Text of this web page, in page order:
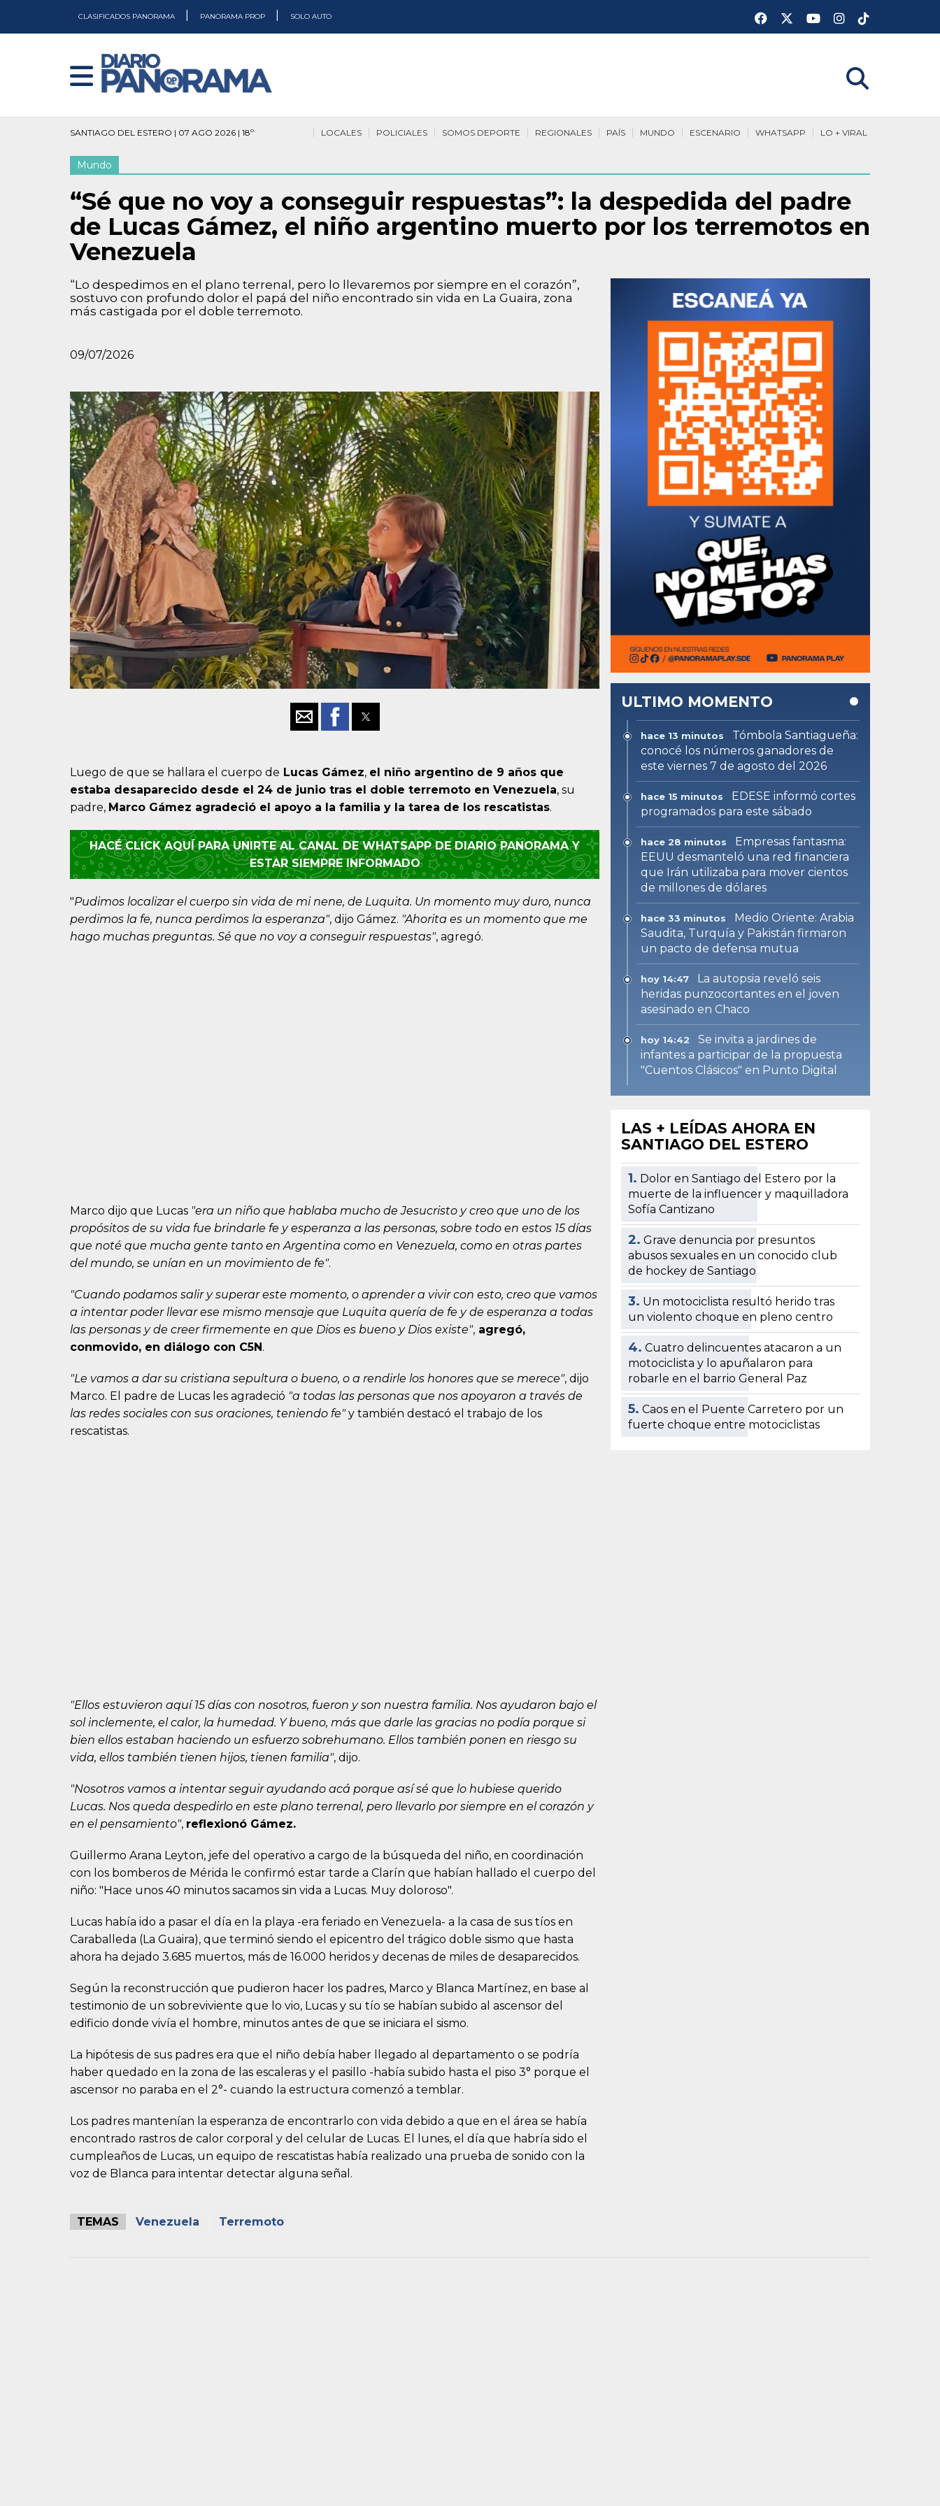
CLASIFICADOS PANORAMA PANORAMA PROP SOLO AUTO
SANTIAGO DEL ESTERO | 07 AGO 2026 | 18º LO + VIRAL
WHATSAPP
ESCENARIO
MUNDO
PAÍS
REGIONALES
SOMOS DEPORTE
POLICIALES
LOCALES
Mundo
“Sé que no voy a conseguir respuestas”: la despedida del padre
de Lucas Gámez, el niño argentino muerto por los terremotos en
Venezuela
“Lo despedimos en el plano terrenal, pero lo llevaremos por siempre en el corazón”,
sostuvo con profundo dolor el papá del niño encontrado sin vida en La Guaira, zona
más castigada por el doble terremoto.
09/07/2026
Luego de que se hallara el cuerpo de Lucas Gámez, el niño argentino de 9 años que
estaba desaparecido desde el 24 de junio tras el doble terremoto en Venezuela, su
padre, Marco Gámez agradeció el apoyo a la familia y la tarea de los rescatistas.
HACÉ CLICK AQUÍ PARA UNIRTE AL CANAL DE WHATSAPP DE DIARIO PANORAMA Y
ESTAR SIEMPRE INFORMADO
"Pudimos localizar el cuerpo sin vida de mi nene, de Luquita. Un momento muy duro, nunca
perdimos la fe, nunca perdimos la esperanza", dijo Gámez. "Ahorita es un momento que me
hago muchas preguntas. Sé que no voy a conseguir respuestas", agregó.
Marco dijo que Lucas "era un niño que hablaba mucho de Jesucristo y creo que uno de los
propósitos de su vida fue brindarle fe y esperanza a las personas, sobre todo en estos 15 días
que noté que mucha gente tanto en Argentina como en Venezuela, como en otras partes
del mundo, se unían en un movimiento de fe".
"Cuando podamos salir y superar este momento, o aprender a vivir con esto, creo que vamos
a intentar poder llevar ese mismo mensaje que Luquita quería de fe y de esperanza a todas
las personas y de creer firmemente en que Dios es bueno y Dios existe", agregó,
conmovido, en diálogo con C5N .
"Le vamos a dar su cristiana sepultura o bueno, o a rendirle los honores que se merece", dijo
Marco. El padre de Lucas les agradeció "a todas las personas que nos apoyaron a través de
las redes sociales con sus oraciones, teniendo fe"y también destacó el trabajo de los
rescatistas.
"Ellos estuvieron aquí 15 días con nosotros, fueron y son nuestra familia. Nos ayudaron bajo el
sol inclemente, el calor, la humedad. Y bueno, más que darle las gracias no podía porque si
bien ellos estaban haciendo un esfuerzo sobrehumano. Ellos también ponen en riesgo su
vida, ellos también tienen hijos, tienen familia", dijo.
"Nosotros vamos a intentar seguir ayudando acá porque así sé que lo hubiese querido
Lucas. Nos queda despedirlo en este plano terrenal, pero llevarlo por siempre en el corazón y
en el pensamiento", reflexionó Gámez.
Guillermo Arana Leyton, jefe del operativo a cargo de la búsqueda del niño, en coordinación
con los bomberos de Mérida le confirmó estar tarde a Clarín que habían hallado el cuerpo del
niño: "Hace unos 40 minutos sacamos sin vida a Lucas. Muy doloroso".
Lucas había ido a pasar el día en la playa -era feriado en Venezuela- a la casa de sus tíos en
Caraballeda (La Guaira), que terminó siendo el epicentro del trágico doble sismo que hasta
ahora ha dejado 3.685 muertos, más de 16.000 heridos y decenas de miles de desaparecidos.
Según la reconstrucción que pudieron hacer los padres, Marco y Blanca Martínez, en base al
testimonio de un sobreviviente que lo vio, Lucas y su tío se habían subido al ascensor del
edificio donde vivía el hombre, minutos antes de que se iniciara el sismo.
La hipótesis de sus padres era que el niño debía haber llegado al departamento o se podría
haber quedado en la zona de las escaleras y el pasillo -había subido hasta el piso 3° porque el
ascensor no paraba en el 2°- cuando la estructura comenzó a temblar.
Los padres mantenían la esperanza de encontrarlo con vida debido a que en el área se había
encontrado rastros de calor corporal y del celular de Lucas. El lunes, el día que habría sido el
cumpleaños de Lucas, un equipo de rescatistas había realizado una prueba de sonido con la
voz de Blanca para intentar detectar alguna señal.
TEMAS Venezuela Terremoto
ULTIMO MOMENTO
hace 13 minutos
Tómbola Santiagueña:
conocé los números ganadores de
este viernes 7 de agosto del 2026
hace 15 minutos
EDESE informó cortes
programados para este sábado
hace 28 minutos
Empresas fantasma:
EEUU desmanteló una red financiera
que Irán utilizaba para mover cientos
de millones de dólares
hace 33 minutos
Medio Oriente: Arabia
Saudita, Turquía y Pakistán firmaron
un pacto de defensa mutua
hoy 14:47
La autopsia reveló seis
heridas punzocortantes en el joven
asesinado en Chaco
hoy 14:42
Se invita a jardines de
infantes a participar de la propuesta
"Cuentos Clásicos" en Punto Digital
LAS + LEÍDAS AHORA EN
SANTIAGO DEL ESTERO
1. Dolor en Santiago del Estero por la
muerte de la influencer y maquilladora
Sofía Cantizano
2. Grave denuncia por presuntos
abusos sexuales en un conocido club
de hockey de Santiago
3. Un motociclista resultó herido tras
un violento choque en pleno centro
4. Cuatro delincuentes atacaron a un
motociclista y lo apuñalaron para
robarle en el barrio General Paz
5. Caos en el Puente Carretero por un
fuerte choque entre motociclistas